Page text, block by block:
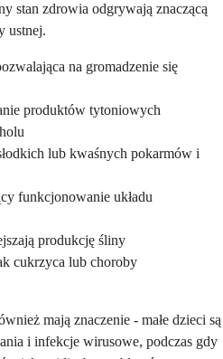
stan zdrowia odgrywają znaczącą
ustnej.
na gromadzenie się
produktów tytoniowych
lub kwaśnych pokarmów i
funkcjonowanie układu
produkcję śliny
cukrzyca lub choroby
mają znaczenie - małe dzieci są
i infekcje wirusowe, podczas gdy